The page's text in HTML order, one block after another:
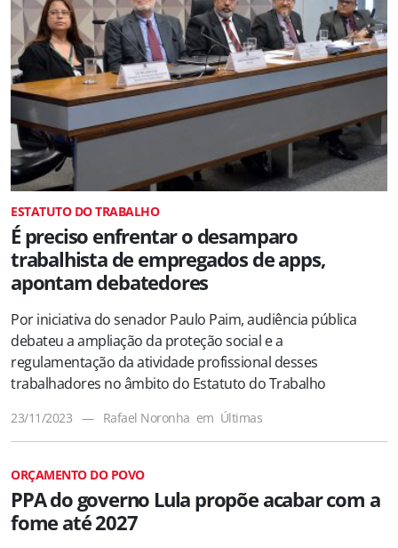
ESTATUTO DO TRABALHO
É preciso enfrentar o desamparo
trabalhista de empregados de apps,
apontam debatedores
Por iniciativa do senador Paulo Paim, audiência pública
debateu a ampliação da proteção social e a
regulamentação da atividade profissional desses
trabalhadores no âmbito do Estatuto do Trabalho
23/11/2023 — Rafael Noronha em Últimas
ORÇAMENTO DO POVO
PPA do governo Lula propõe acabar com a
fome até 2027